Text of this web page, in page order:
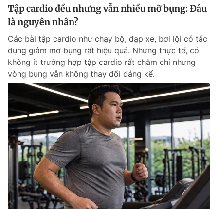
Tập cardio đều nhưng vẫn nhiều mỡ bụng: Đâu
là nguyên nhân?
Các bài tập cardio như chạy bộ, đạp xe, bơi lội có tác
dụng giảm mỡ bụng rất hiệu quả. Nhưng thực tế, có
không ít trường hợp tập cardio rất chăm chỉ nhưng
vòng bụng vẫn không thay đổi đáng kể.